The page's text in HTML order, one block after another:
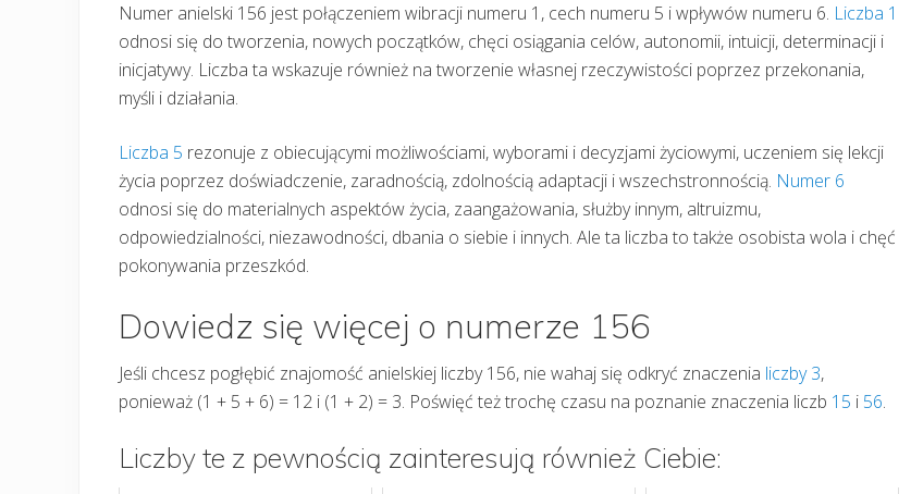
Numer anielski 156 jest połączeniem wibracji numeru 1, cech numeru 5 i wpływów numeru 6. Liczba 1
odnosi się do tworzenia, nowych początków, chęci osiągania celów, autonomii, intuicji, determinacji i
inicjatywy. Liczba ta wskazuje również na tworzenie własnej rzeczywistości poprzez przekonania,
myśli i działania.
Liczba 5 rezonuje z obiecującymi możliwościami, wyborami i decyzjami życiowymi, uczeniem się lekcji
życia poprzez doświadczenie, zaradnością, zdolnością adaptacji i wszechstronnością. Numer 6
odnosi się do materialnych aspektów życia, zaangażowania, służby innym, altruizmu,
odpowiedzialności, niezawodności, dbania o siebie i innych. Ale ta liczba to także osobista wola i chęć
pokonywania przeszkód.
Dowiedz się więcej o numerze 156
Jeśli chcesz pogłębić znajomość anielskiej liczby 156, nie wahaj się odkryć znaczenia liczby 3,
ponieważ (1 + 5 + 6) = 12 i (1 + 2) = 3. Poświęć też trochę czasu na poznanie znaczenia liczb 15 i 56.
Liczby te z pewnością zainteresują również Ciebie: